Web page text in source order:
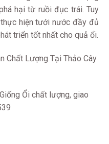
hại từ ruồi đục trái. Tuy
hiện tưới nước đầy đủ
triển tốt nhất cho quả ổi.
Ổi chất lượng, giao